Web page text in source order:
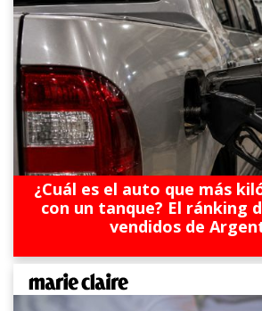
¿Cuál es el auto que más
con un tanque? El ránking
vendidos de